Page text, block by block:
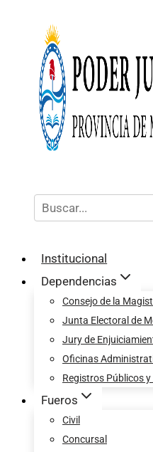
Institucional
Dependencias
Consejo de la
Junta Electoral de
Jury de
Oficinas
Registros Públicos
Fueros
Civil
Concursal